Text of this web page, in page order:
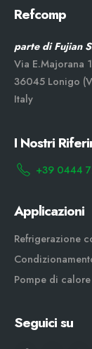
Refcomp
parte di Fujian
Via E.Majorana
36045 Lonigo
Italy
I Nostri
+39 0444
Applicazioni
Refrigerazione
Pompe di calore
Seguici su